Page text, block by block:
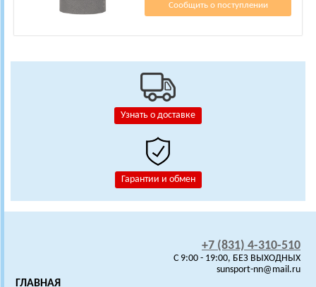
Узнать о доставке
Гарантии и обмен
Сообщить о поступлении
+7 (831) 4-310-510
C 9:00 - 19:00, БЕЗ ВЫХОДНЫХ
sunsport-nn@mail.ru
ГЛАВНАЯ